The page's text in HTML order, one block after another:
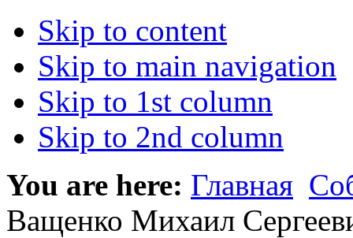
Skip to content
Skip to main navigation
Skip to 1st column
Skip to 2nd column
You are here: Главная
Ващенко Михаил